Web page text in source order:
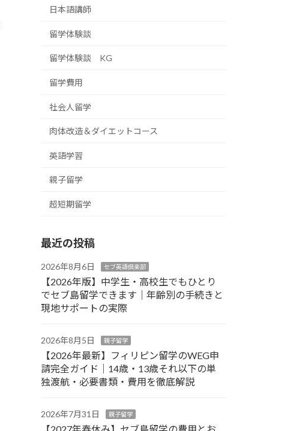
日本語講師
留学体験談
留学体験談 KG
留学費用
社会人留学
肉体改造＆ダイエットコース
英語学習
親子留学
超短期留学
最近の投稿
2026年8月6日 セブ英語倶楽部
【2026年版】中学生・高校生でもひとり
でセブ島留学できます｜年齢別の手続きと
現地サポートの実際
2026年8月5日 親子留学
【2026年最新】フィリピン留学のWEG申
請完全ガイド｜14歳・13歳それ以下の単
独渡航・必要書類・費用を徹底解説
2026年7月31日 親子留学